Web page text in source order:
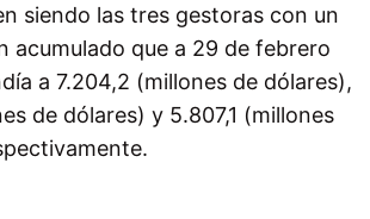
siendo las tres gestoras con un
acumulado que a 29 de febrero
a 7.204,2 (millones de dólares),
de dólares) y 5.807,1 (millones